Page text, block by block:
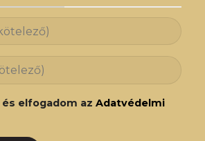
elfogadom az Adatvédelmi